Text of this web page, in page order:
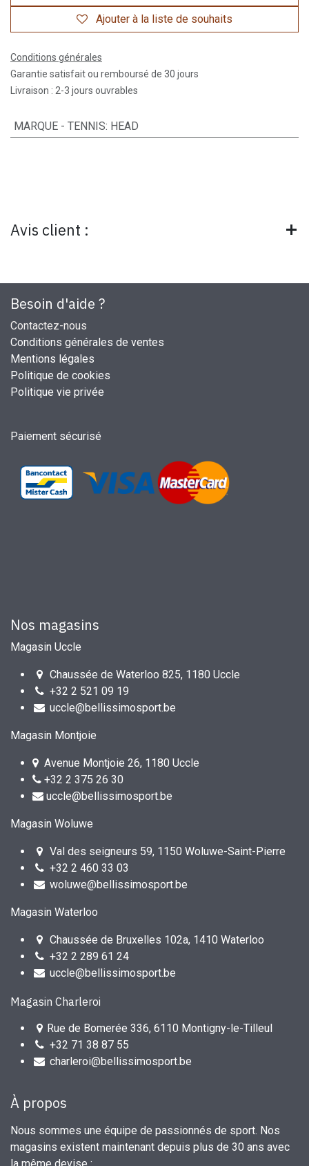
Ajouter à la liste de souhaits
Conditions générales
Garantie satisfait ou remboursé de 30 jours
Livraison : 2-3 jours ouvrables
MARQUE - TENNIS: HEAD
Avis client :
Besoin d'aide ?
Contactez-nous
Conditions générales de ventes
Mentions légales
Politique de cookies
Politique vie privée
Paiement sécurisé
Nos magasins
Magasin Uccle
Chaussée de Waterloo 825, 1180 Uccle
+32 2 521 09 19
uccle@bellissimosport.be
Magasin Montjoie
Avenue Montjoie 26, 1180 Uccle
+32 2 375 26 30
uccle@bellissimosport.be
Magasin Woluwe
Val des seigneurs 59, 1150 Woluwe-Saint-Pierre
+32 2 460 33 03
woluwe@bellissimosport.be
Magasin Waterloo
Chaussée de Bruxelles 102a, 1410 Waterloo
+32 2 289 61 24
uccle@bellissimosport.be
Magasin Charleroi
Rue de Bomerée 336, 6110 Montigny-le-Tilleul
+32 71 38 87 55
charleroi@bellissimosport.be
À propos
Nous sommes une équipe de passionnés de sport. Nos
magasins existent maintenant depuis plus de 30 ans avec